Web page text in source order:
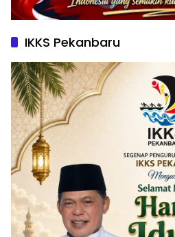
IKKS Pekanbaru